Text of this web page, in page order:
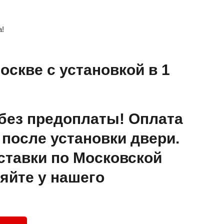
с установкой в 1
предоплаты! Оплата
установки двери.
по Московской
у нашего